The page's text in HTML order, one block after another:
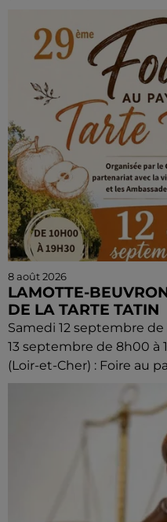
8 août 2026
LAMOTTE-
DE LA TARTE TATIN
Samedi 12 septembre
13 septembre de 8h00 à
(Loir-et-Cher) : Foire au